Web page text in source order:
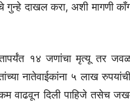
गुन्हे दाखल करा, अशी मागणी
१४ जणांचा मृत्यू तर
नातेवाईकांना ५ लाख
दिली पाहिजे तसेच